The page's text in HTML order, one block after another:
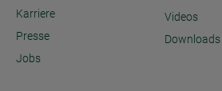
Karriere
Presse
Jobs
Videos
Downloads